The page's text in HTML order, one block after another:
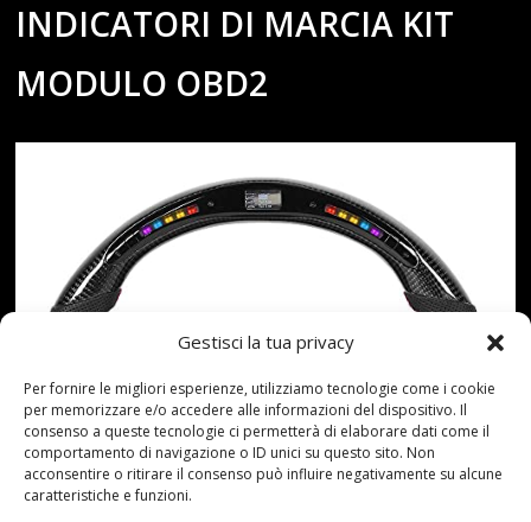
Gestisci la tua privacy
Per fornire le migliori esperienze, utilizziamo tecnologie come i cookie
per memorizzare e/o accedere alle informazioni del dispositivo. Il
consenso a queste tecnologie ci permetterà di elaborare dati come il
comportamento di navigazione o ID unici su questo sito. Non
acconsentire o ritirare il consenso può influire negativamente su alcune
caratteristiche e funzioni.
INDICATORI DI MARCIA KIT
MODULO OBD2